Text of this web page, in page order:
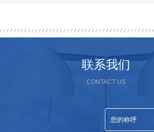
联系我们
CONTACT US